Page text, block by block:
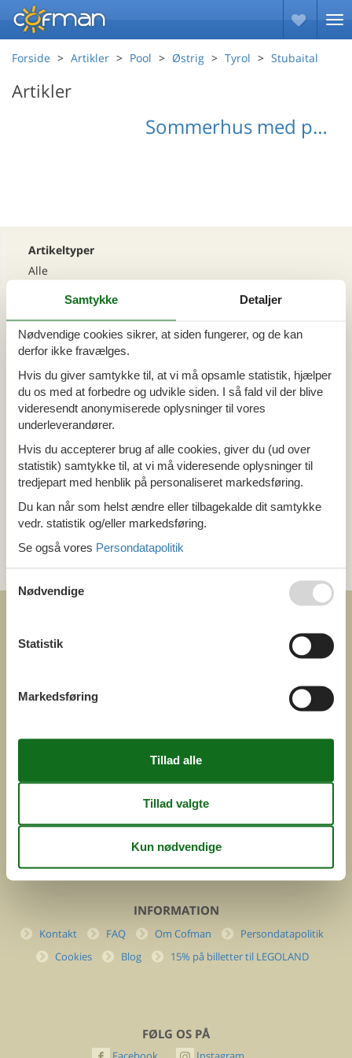
Forside Artikler Pool Østrig Tyrol Stubaital
Artikler
Sommerhus med pool Stubaital
Artikeltyper
Alle
Område
Alle
Østrig
Stubaital
Tema
Alle
Pool
Kategori
Alle
Attraktioner
Danmark
Cofman.com
info@cofman.com
INFORMATION
Kontakt FAQ Om Cofman
Persondatapolitik
Cookies
Blog 15% på billetter til LEGOLAND
FØLG OS PÅ
Samtykke Detaljer
Nødvendige cookies sikrer, at siden fungerer, og de kan
derfor ikke fravælges.
Hvis du giver samtykke til, at vi må opsamle statistik, hjælper
du os med at forbedre og udvikle siden. I så fald vil der blive
videresendt anonymiserede oplysninger til vores
underleverandører.
Hvis du accepterer brug af alle cookies, giver du (ud over
statistik) samtykke til, at vi må videresende oplysninger til
tredjepart med henblik på personaliseret markedsføring.
Du kan når som helst ændre eller tilbagekalde dit samtykke
vedr. statistik og/eller markedsføring.
Se også vores Persondatapolitik
Nødvendige
Statistik
Markedsføring